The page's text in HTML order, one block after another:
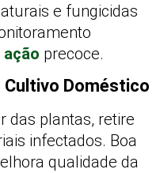
e fungicidas
ação precoce.
Doméstico
das plantas, retire
infectados. Boa
qualidade da